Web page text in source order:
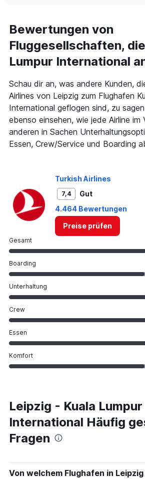
Range:
2
categories.
The
chart
1
Y
displaying
values.
Range:
0
to
Bewertungen von
Fluggesellschaften,
Lumpur International
Schau dir an, was andere Kunden,
Airlines von Leipzig zum Flughafen
International geflogen sind, zu
ebenso einsehen, wie jede Airline im
anderen in Sachen
Essen, Crew/Service und Boarding
Turkish Airlines
7,4
Gut
4.464 Bewertungen
Preise prüfen
Gesamt
Boarding
Unterhaltung
Crew
Essen
Komfort
Leipzig - Kuala Lumpur
International Häufig
Fragen
Von welchem Flughafen in